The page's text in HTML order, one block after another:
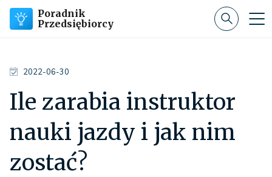
Poradnik
Przedsiębiorcy
2022-06-30
Ile zarabia instruktor
nauki jazdy i jak nim
zostać?